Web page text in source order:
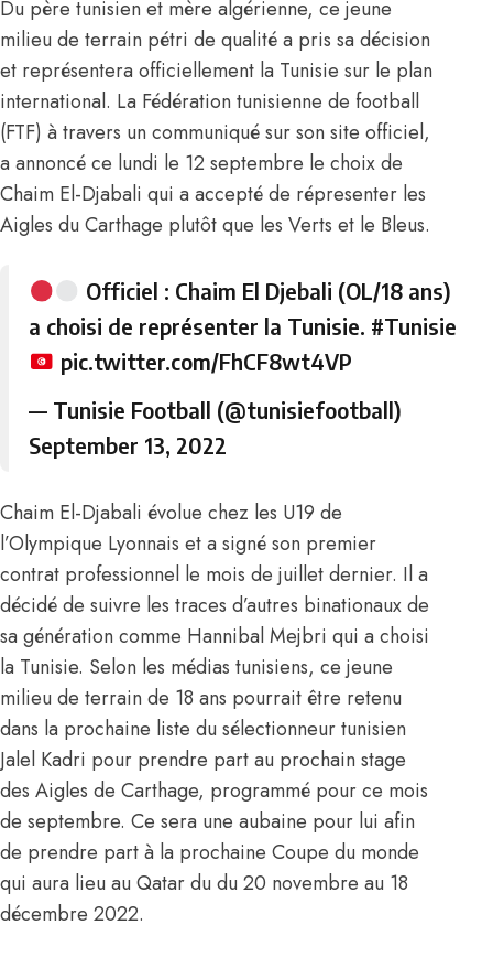
Du père tunisien et mère algérienne, ce jeune
milieu de terrain pétri de qualité a pris sa décision
et représentera officiellement la Tunisie sur le plan
international. La Fédération tunisienne de football
(FTF) à travers un communiqué sur son site officiel,
a annoncé ce lundi le 12 septembre le choix de
Chaim El-Djabali qui a accepté de répresenter les
Aigles du Carthage plutôt que les Verts et le Bleus.
Officiel : Chaim El Djebali (OL/18 ans)
a choisi de représenter la Tunisie. #Tunisie
pic.twitter.com/FhCF8wt4VP
— Tunisie Football (@tunisiefootball)
September 13, 2022
Chaim El-Djabali évolue chez les U19 de
l’Olympique Lyonnais et a signé son premier
contrat professionnel le mois de juillet dernier. Il a
décidé de suivre les traces d’autres binationaux de
sa génération comme Hannibal Mejbri qui a choisi
la Tunisie. Selon les médias tunisiens, ce jeune
milieu de terrain de 18 ans pourrait être retenu
dans la prochaine liste du sélectionneur tunisien
Jalel Kadri pour prendre part au prochain stage
des Aigles de Carthage, programmé pour ce mois
de septembre. Ce sera une aubaine pour lui afin
de prendre part à la prochaine Coupe du monde
qui aura lieu au Qatar du du 20 novembre au 18
décembre 2022.